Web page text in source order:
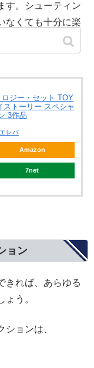
す。シューティン
なくても十分に楽
がより楽しめま
ジー・セット TOY
トーリー スペシャ
3作品
レバ
Amazon
7net
ョン
きれば、あらゆる
う。
ョンは、